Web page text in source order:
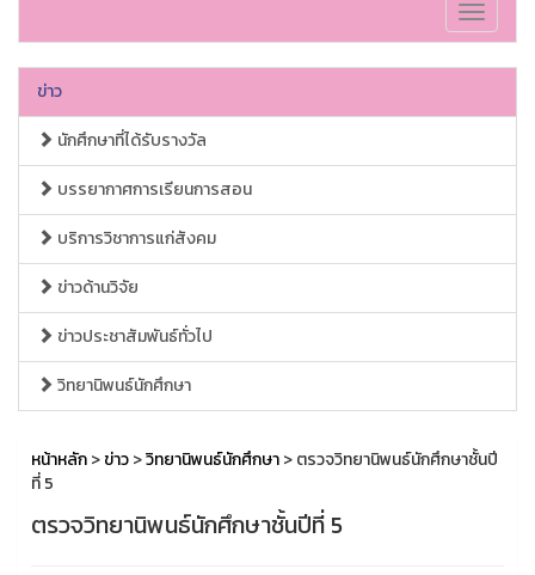
Toggle
ข่าว
นักศึกษาที่ได้รับรางวัล
บรรยากาศการเรียนการสอน
บริการวิชาการแก่สังคม
ข่าวด้านวิจัย
ข่าวประชาสัมพันธ์ทั่วไป
วิทยานิพนธ์นักศึกษา
หน้าหลัก>ข่าว>วิทยานิพนธ์นักศึกษา> ตรวจวิทยานิพนธ์นักศึกษาชั้นปี
ที่ 5
ตรวจวิทยานิพนธ์นักศึกษาชั้นปีที่ 5